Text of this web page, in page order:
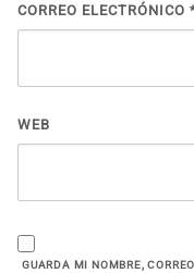
CORREO ELECTRÓNICO
WEB
GUARDA MI NOMBRE,